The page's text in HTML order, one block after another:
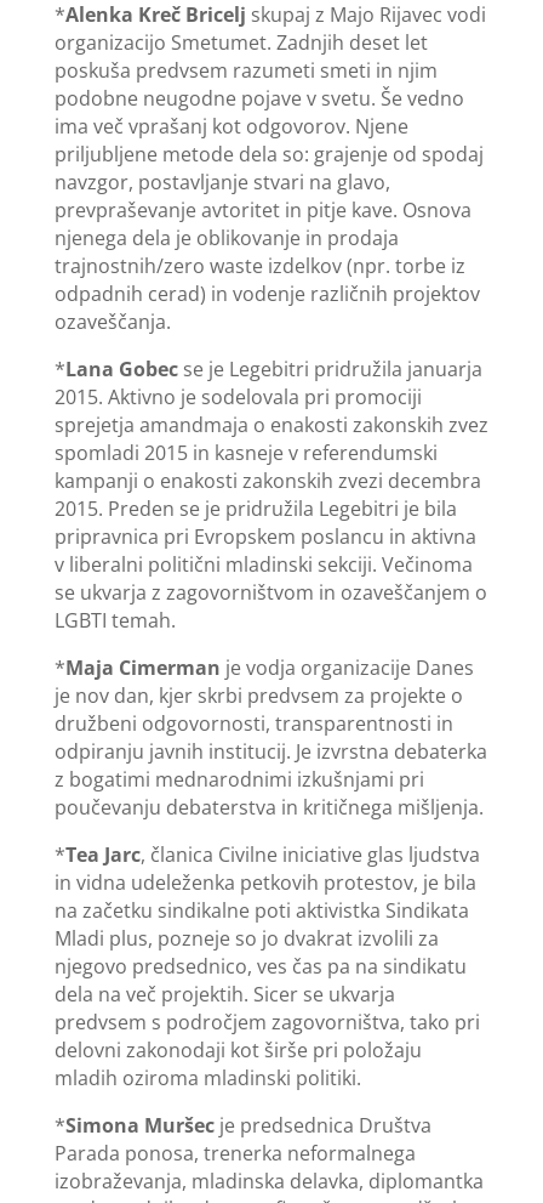
*Alenka Kreč Bricelj skupaj z Majo Rijavec vodi
organizacijo Smetumet. Zadnjih deset let
poskuša predvsem razumeti smeti in njim
podobne neugodne pojave v svetu. Še vedno
ima več vprašanj kot odgovorov. Njene
priljubljene metode dela so: grajenje od spodaj
navzgor, postavljanje stvari na glavo,
prevpraševanje avtoritet in pitje kave. Osnova
njenega dela je oblikovanje in prodaja
trajnostnih/zero waste izdelkov (npr. torbe iz
odpadnih cerad) in vodenje različnih projektov
ozaveščanja.
*Lana Gobecse je Legebitri pridružila januarja
2015. Aktivno je sodelovala pri promociji
sprejetja amandmaja o enakosti zakonskih zvez
spomladi 2015 in kasneje v referendumski
kampanji o enakosti zakonskih zvezi decembra
2015. Preden se je pridružila Legebitri je bila
pripravnica pri Evropskem poslancu in aktivna
v liberalni politični mladinski sekciji. Večinoma
se ukvarja z zagovorništvom in ozaveščanjem o
LGBTI temah.
*Maja Cimerman je vodja organizacije Danes
je nov dan, kjer skrbi predvsem za projekte o
družbeni odgovornosti, transparentnosti in
odpiranju javnih institucij. Je izvrstna debaterka
z bogatimi mednarodnimi izkušnjami pri
poučevanju debaterstva in kritičnega mišljenja.
*Tea Jarc, članica Civilne iniciative glas ljudstva
in vidna udeleženka petkovih protestov, je bila
na začetku sindikalne poti aktivistka Sindikata
Mladi plus, pozneje so jo dvakrat izvolili za
njegovo predsednico, ves čas pa na sindikatu
dela na več projektih. Sicer se ukvarja
predvsem s področjem zagovorništva, tako pri
delovni zakonodaji kot širše pri položaju
mladih oziroma mladinski politiki.
*Simona Muršecje predsednica Društva
Parada ponosa, trenerka neformalnega
izobraževanja, mladinska delavka, diplomantka